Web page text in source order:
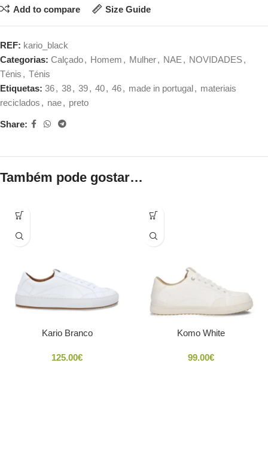
Add to compare Size Guide
REF: kario_black
Categorias: Calçado, Homem , Mulher, NAE , NOVIDADES,
Ténis , Ténis
Etiquetas: 36, 38, 39, 40, 46, made in portugal, materiais
reciclados , nae, preto
Share:
Também pode gostar…
Kario Branco
125.00€
Komo White
99.00€